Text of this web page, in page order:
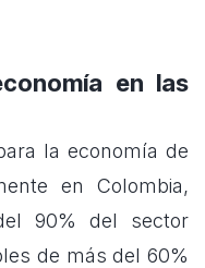
en las
la economía de
en Colombia,
90% del sector
de más del 60%